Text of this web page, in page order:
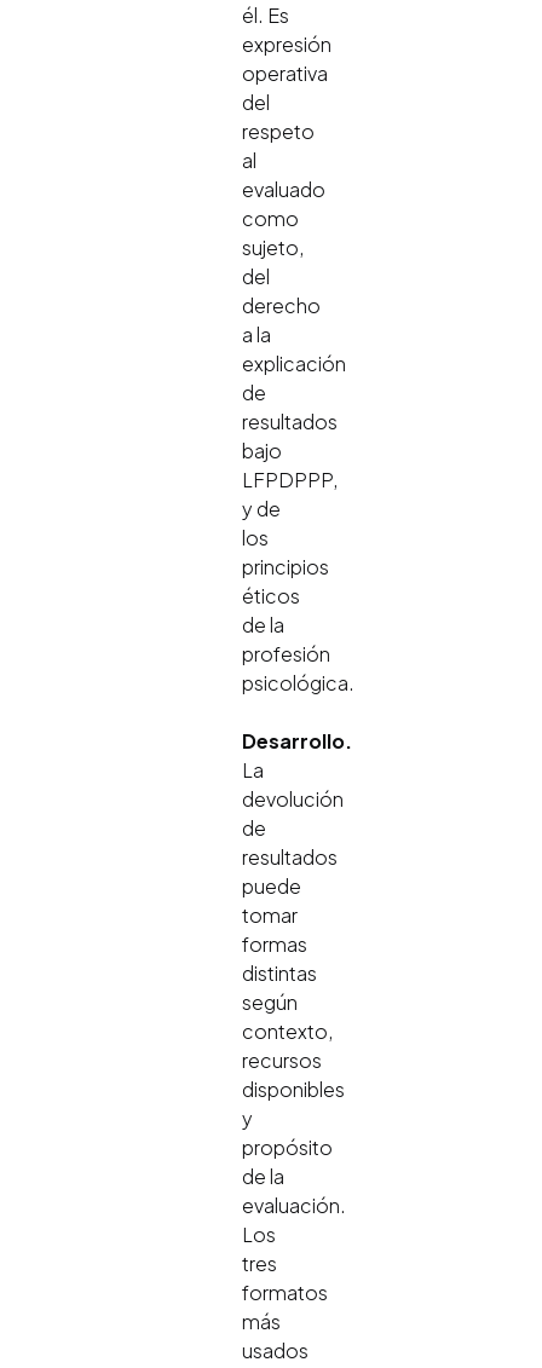
él. Es
expresión
operativa
del
respeto
al
evaluado
como
sujeto,
del
derecho
a la
explicación
de
resultados
bajo
LFPDPPP,
y de
los
principios
éticos
de la
profesión
psicológica.
Desarrollo.
La
devolución
de
resultados
puede
tomar
formas
distintas
según
contexto,
recursos
disponibles
y
propósito
de la
evaluación.
Los
tres
formatos
más
usados